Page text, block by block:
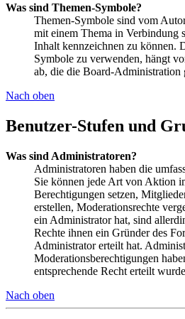
Was sind Themen-Symbole?
Themen-Symbole sind vom
mit einem Thema in Verbindung
Inhalt kennzeichnen zu können.
Symbole zu verwenden, hängt
ab, die die Board-Administration
Nach oben
Benutzer-Stufen und
Was sind Administratoren?
Administratoren haben die
Sie können jede Art von Aktion
Berechtigungen setzen,
erstellen, Moderationsrechte
ein Administrator hat, sind
Rechte ihnen ein Gründer des
Administrator erteilt hat.
Moderationsberechtigungen
entsprechende Recht erteilt
Nach oben